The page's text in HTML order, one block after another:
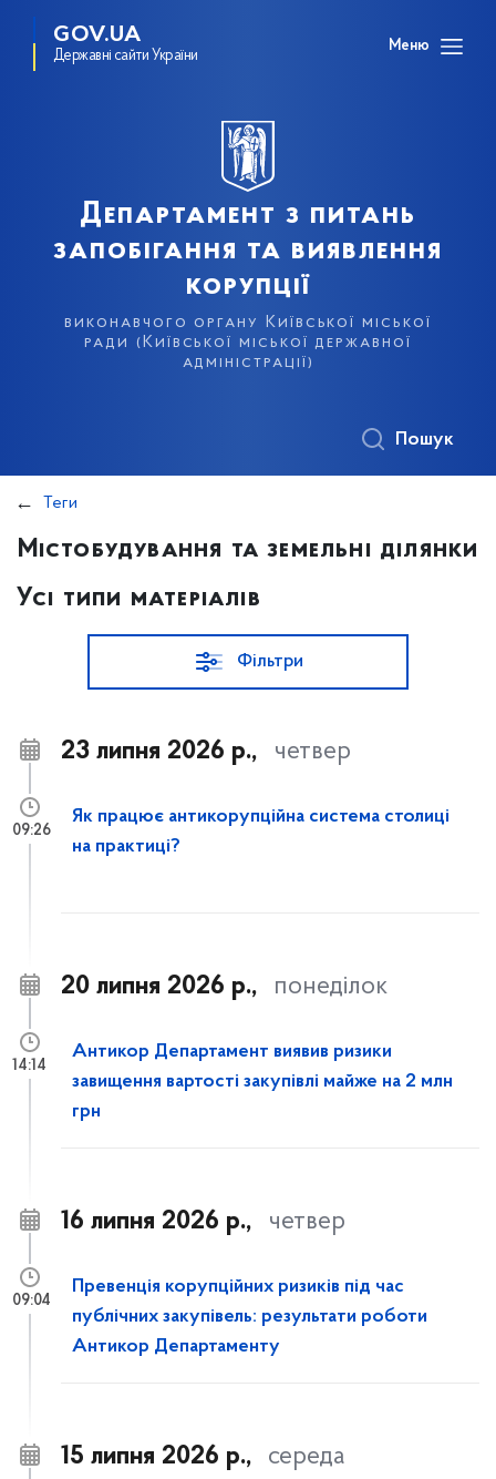
GOV.UA
Державні сайти України
Меню
Департамент з питань
запобігання та виявлення
корупції
виконавчого органу Київської міської
ради (Київської міської державної
адміністрації)
Пошук
Теги
Містобудування та земельні ділянки
Усі типи матеріалів
Фільтри
23 липня 2026 р., четвер
Як працює антикорупційна система столиці
на практиці?
09:26
20 липня 2026 р., понеділок
Антикор Департамент виявив ризики
завищення вартості закупівлі майже на 2 млн
грн
14:14
16 липня 2026 р., четвер
Превенція корупційних ризиків під час
публічних закупівель: результати роботи
Антикор Департаменту
09:04
15 липня 2026 р., середа